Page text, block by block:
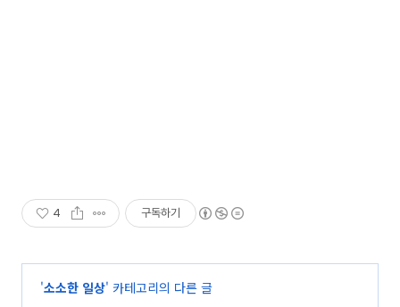
4 구독하기
'소소한 일상' 카테고리의 다른 글